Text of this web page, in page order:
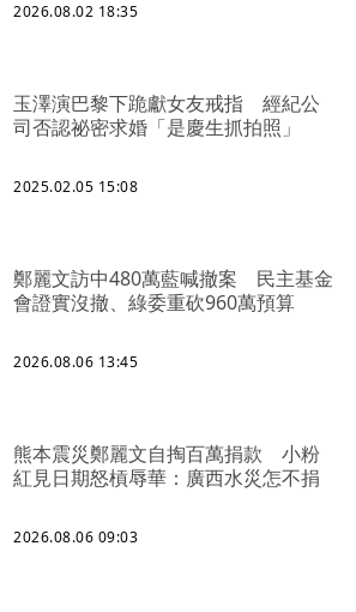
2026.08.02 18:35
玉澤演巴黎下跪獻女友戒指 經紀公
司否認祕密求婚「是慶生抓拍照」
2025.02.05 15:08
鄭麗文訪中480萬藍喊撤案 民主基金
會證實沒撤、綠委重砍960萬預算
2026.08.06 13:45
熊本震災鄭麗文自掏百萬捐款 小粉
紅見日期怒槓辱華：廣西水災怎不捐
2026.08.06 09:03